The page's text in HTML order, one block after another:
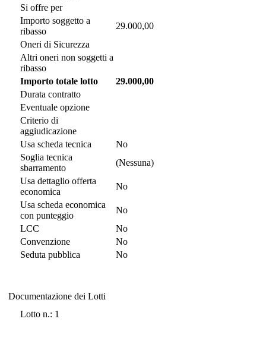
Si offre per
Importo soggetto a
ribasso
29.000,00
Oneri di Sicurezza
Altri oneri non soggetti a
ribasso
Importo totale lotto
29.000,00
Durata contratto
Eventuale opzione
Criterio di
aggiudicazione
Usa scheda tecnica
No
Soglia tecnica
sbarramento
(Nessuna)
Usa dettaglio offerta
economica
No
Usa scheda economica
con punteggio
No
LCC
No
Convenzione
No
Seduta pubblica
No
Documentazione dei Lotti
Lotto n.: 1